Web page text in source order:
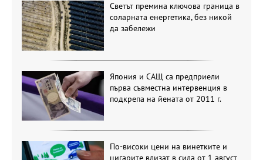
Светът премина ключова граница в
соларната енергетика, без никой
да забележи
Япония и САЩ са предприели
първа съвместна интервенция в
подкрепа на йената от 2011 г.
По-високи цени на винетките и
цигарите влизат в сила от 1 август